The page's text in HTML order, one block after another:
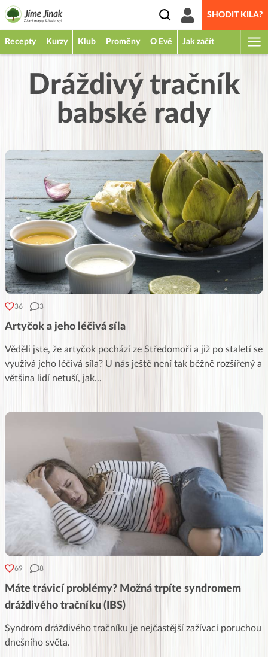
SHODIT KILA?
Recepty Kurzy Klub Proměny O Evě Jak začít
Dráždivý tračník
babské rady
36 3
Artyčok a jeho léčivá síla
Věděli jste, že artyčok pochází ze Středomoří a již po staletí se
využívá jeho léčivá síla? U nás ještě není tak běžně rozšířený a
většina lidí netuší, jak...
69 8
Máte trávicí problémy? Možná trpíte syndromem
dráždivého tračníku (IBS)
Syndrom dráždivého tračníku je nejčastější zažívací poruchou
dnešního světa.